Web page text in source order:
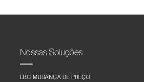
Nossas Soluções
LBC MUDANÇA DE PREÇO